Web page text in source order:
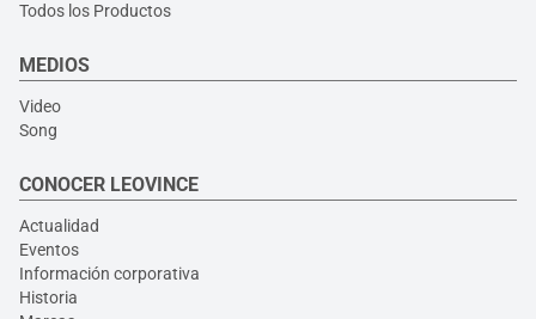
Todos los Productos
MEDIOS
Video
Song
CONOCER LEOVINCE
Actualidad
Eventos
Información corporativa
Historia